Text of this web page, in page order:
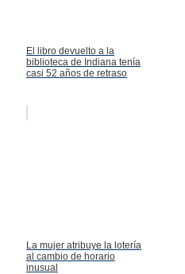
El libro devuelto a la
biblioteca de Indiana tenía
casi 52 años de retraso
La mujer atribuye la lotería
al cambio de horario
inusual